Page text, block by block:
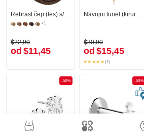
Rebrast čep (les) s/z lasersko graviranimi valovi
+1
$22,90
od $11,45
Navojni tunel (kirurško jeklo, zlat, sijoč zaključek) s/z dizajnom ribjih lusk in obeskom s kristalnimi kamni
$30,90
od $15,45
(1)
-50% -50%